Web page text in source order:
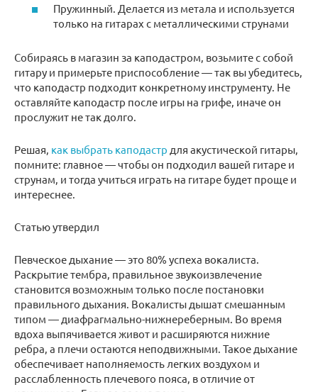
Пружинный. Делается из метала и используется
только на гитарах с металлическими струнами
Собираясь в магазин за каподастром, возьмите с собой
гитару и примерьте приспособление — так вы убедитесь,
что каподастр подходит конкретному инструменту. Не
оставляйте каподастр после игры на грифе, иначе он
прослужит не так долго.
Решая, как выбрать каподастр для акустической гитары,
помните: главное — чтобы он подходил вашей гитаре и
струнам, и тогда учиться играть на гитаре будет проще и
интереснее.
Статью утвердил
Певческое дыхание — это 80% успеха вокалиста.
Раскрытие тембра, правильное звукоизвлечение
становится возможным только после постановки
правильного дыхания. Вокалисты дышат смешанным
типом — диафрагмально-нижнереберным. Во время
вдоха выпячивается живот и расширяются нижние
ребра, а плечи остаются неподвижными. Такое дыхание
обеспечивает наполняемость легких воздухом и
расслабленность плечевого пояса, в отличие от